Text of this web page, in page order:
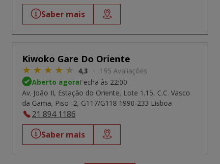
Saber mais
Kiwoko Gare Do Oriente
4,3
195 Avaliações
Aberto agoraFecha às 22:00
Av. João II, Estação do Oriente, Lote 1.15, C.C. Vasco
da Gama, Piso -2, G117/G118 1990-233 Lisboa
21 894 1186
Saber mais